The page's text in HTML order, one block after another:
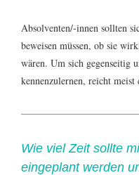
Absolventen/-innen sollten
beweisen müssen, ob sie
wären. Um sich gegenseitig
kennenzulernen, reicht
Wie viel Zeit sollte
eingeplant werden